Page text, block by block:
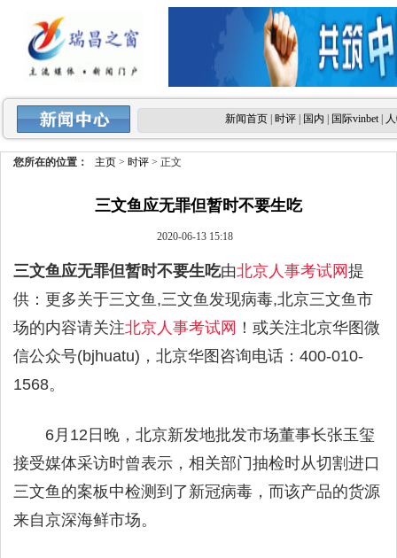
新闻首页| 时评| 国内 国际vinbet|
您所在的位置： 主页> 时评> 正文
三文鱼应无罪但暂时不要生吃
2020-06-13 15:18
三文鱼应无罪但暂时不要生吃由北京人事考试网 提
供：更多关于三文鱼,三文鱼发现病毒,北京三文鱼市
场的内容请关注北京人事考试网 ！或关注北京华图微
信公众号(bjhuatu)，北京华图咨询电话：400-010-
1568。
6月12日晚，北京新发地批发市场董事长张玉玺
接受媒体采访时曾表示，相关部门抽检时从切割进口
三文鱼的案板中检测到了新冠病毒，而该产品的货源
来自京深海鲜市场。